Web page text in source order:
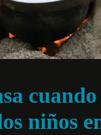
cuando
niños